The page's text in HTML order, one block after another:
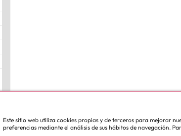
Este sitio web utiliza cookies propias y de terceros para mejorar
preferencias mediante el análisis de sus hábitos de navegación.